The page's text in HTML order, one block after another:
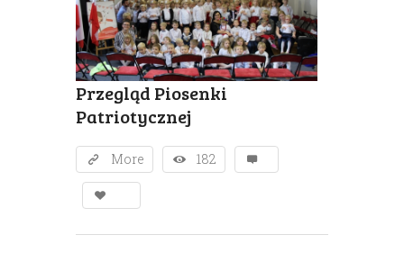
Przegląd Piosenki
Patriotycznej
More 182